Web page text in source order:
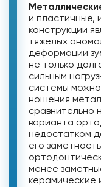
и пластичные,
конструкции
тяжелых
деформации
не только
сильным
системы
ношения
сравнительно
варианта
недостатком
его
менее
керамические